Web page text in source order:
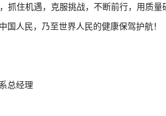
抓住机遇，克服挑战，不断前行，用质
人民，乃至世界人民的健康保驾护航！
总经理